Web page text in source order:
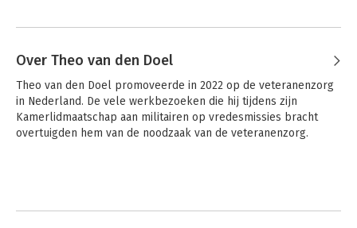
Over Theo van den Doel
Theo van den Doel promoveerde in 2022 op de veteranenzorg
in Nederland. De vele werkbezoeken die hij tijdens zijn
Kamerlidmaatschap aan militairen op vredesmissies bracht
overtuigden hem van de noodzaak van de veteranenzorg.